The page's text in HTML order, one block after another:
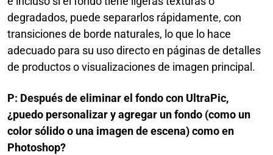
degradados, puede separarlos rápidamente, con
transiciones de borde naturales, lo que lo hace
adecuado para su uso directo en páginas de detalles
de productos o visualizaciones de imagen principal.
P: Después de eliminar el fondo con UltraPic,
¿puedo personalizar y agregar un fondo (como un
color sólido o una imagen de escena) como en
Photoshop?